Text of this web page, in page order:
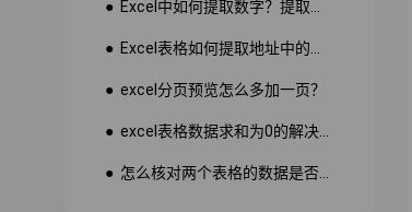
● excel分页预览怎么多加一页？